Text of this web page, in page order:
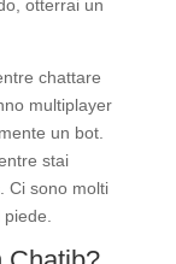
otterrai un
chattare
multiplayer
un bot.
stai
Ci sono molti